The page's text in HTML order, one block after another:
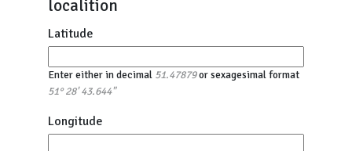
localition
Latitude
Enter either in decimal 51.47879or sexagesimal format
51° 28' 43.644"
Longitude